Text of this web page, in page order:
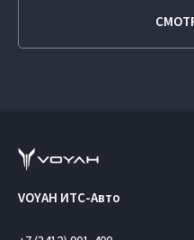
VOYAH ИТС-Авто